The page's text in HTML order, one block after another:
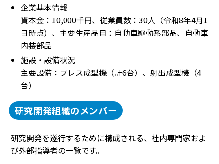
企業基本情報
資本金：10,000千円、従業員数：30人（令和8年4月1
日時点）、主要生産品目：自動車駆動系部品、自動車
内装部品
施設・設備状況
主要設備：プレス成型機（計6台）、射出成型機（4
台）
研究開発組織のメンバー
研究開発を遂行するために構成される、社内専門家およ
び外部指導者の一覧です。